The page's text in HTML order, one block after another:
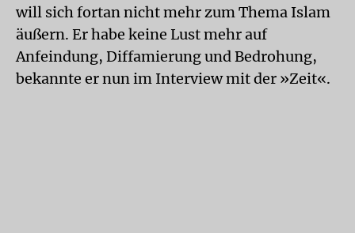
will sich fortan nicht mehr zum Thema Islam
äußern. Er habe keine Lust mehr auf
Anfeindung, Diffamierung und Bedrohung,
bekannte er nun im Interview mit der »Zeit«.